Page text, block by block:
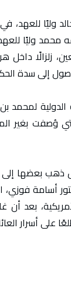
وليًا
محمد وليًا
زلزالًا داخل
إلى سدة
لمحمد
وُصفت بغير
ذهب بعضها إلى
أسامة فوزي،
بعد أن
على أسرار